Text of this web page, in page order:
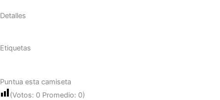
Detalles
Etiquetas
Puntua esta camiseta
(Votos: 0 Promedio: 0)